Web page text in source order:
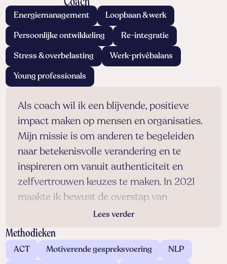
Energiemanagement Loopbaan & werk
Persoonlijke ontwikkeling Re-integratie
Stress & overbelasting Werk-privébalans
Young professionals
Als coach wil ik een blijvende, positieve
impact maken op mensen en organisaties.
Mijn missie is om anderen te begeleiden
naar betekenisvolle verandering en te
inspireren om vanuit authenticiteit en
zelfvertrouwen keuzes te maken. In 2021
maakte ik bewust de overstap van
advocaat naar coach, na een periode waarin
ik zelf vragen had over zingeving, werkdruk
en authenticiteit. Deze ervaringen in
combinatie met mijn dubbele culturele
Lees verder
Methodieken
ACT Motiverende gespreksvoering NLP